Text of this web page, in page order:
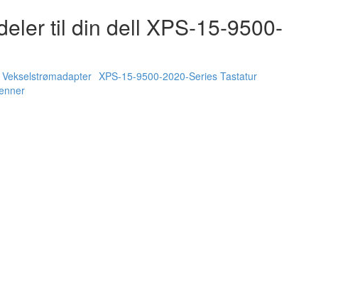
til din dell XPS-15-9500-
XPS-15-9500-2020-Series Tastatur